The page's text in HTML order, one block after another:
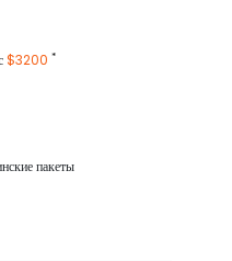
$3200 *
пакеты